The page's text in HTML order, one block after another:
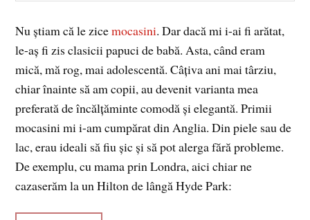
Nu știam că le zicemocasini. Dar dacă mi i-ai fi arătat,
le-aș fi zis clasicii papuci de babă. Asta, când eram
mică, mă rog, mai adolescentă. Câțiva ani mai târziu,
chiar înainte să am copii, au devenit varianta mea
preferată de încălțăminte comodă și elegantă. Primii
mocasini mi i-am cumpărat din Anglia. Din piele sau de
lac, erau ideali să fiu șic și să pot alerga fără probleme.
De exemplu, cu mama prin Londra, aici chiar ne
cazaserăm la un Hilton de lângă Hyde Park: